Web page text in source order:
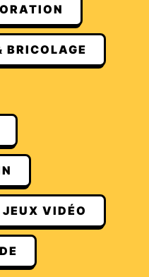
BRICOLAGE
JEUX VIDÉO